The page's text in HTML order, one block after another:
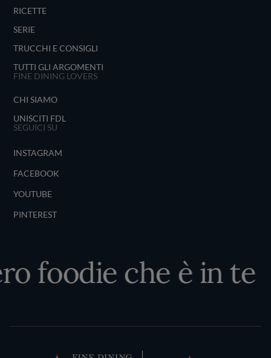
RICETTE
SERIE
TRUCCHI E CONSIGLI
TUTTI GLI ARGOMENTI
FINE DINING LOVERS
CHI SIAMO
UNISCITI FDL
SEGUICI SU
INSTAGRAM
FACEBOOK
YOUTUBE
PINTEREST
foodie che è in te